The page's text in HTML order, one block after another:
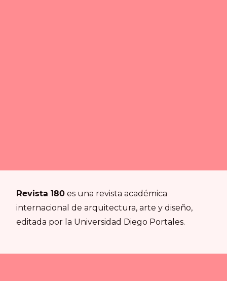
Revista 180 es una revista académica
internacional de arquitectura, arte y diseño,
editada por la Universidad Diego Portales.